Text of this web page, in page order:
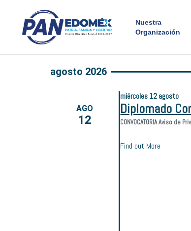
Nuestra
Organización
agosto 2026
AGO
12
miércoles 12 agosto
Diplomado
CONVOCATORIA Aviso de
Find out More